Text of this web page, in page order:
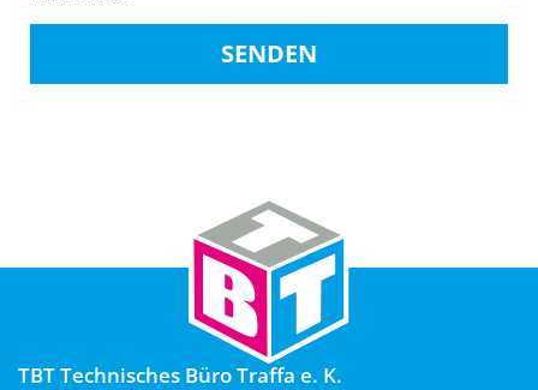
SENDEN
TBT Technisches Büro Traffa e. K.